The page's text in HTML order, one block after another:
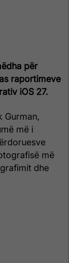
për
raportimeve
iOS 27.
Gurman,
më i
më
dhe